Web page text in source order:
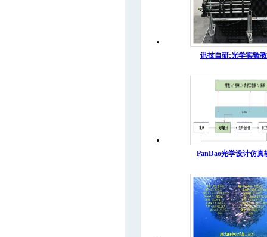
讯技自研:光学实验教
PanDao光学设计仿真